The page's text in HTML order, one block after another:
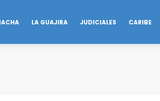
LA GUAJIRA JUDICIALES CARIBE